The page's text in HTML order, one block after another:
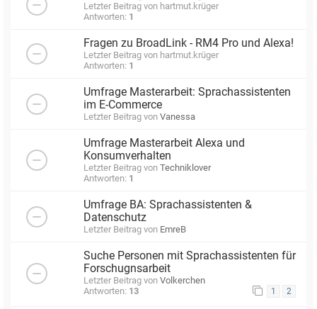
Letzter Beitrag von hartmut.krüger
Antworten: 1
Fragen zu BroadLink - RM4 Pro und Alexa!
Letzter Beitrag von hartmut.krüger
Antworten: 1
Umfrage Masterarbeit: Sprachassistenten
im E-Commerce
Letzter Beitrag von Vanessa
Umfrage Masterarbeit Alexa und
Konsumverhalten
Letzter Beitrag von Techniklover
Antworten: 1
Umfrage BA: Sprachassistenten &
Datenschutz
Letzter Beitrag von EmreB
Suche Personen mit Sprachassistenten für
Forschugnsarbeit
Letzter Beitrag von Volkerchen
Antworten: 13 1 2